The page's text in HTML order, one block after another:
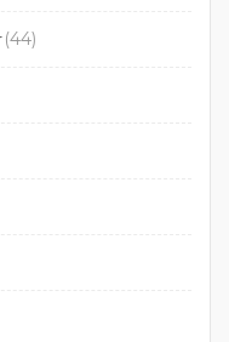
(44)